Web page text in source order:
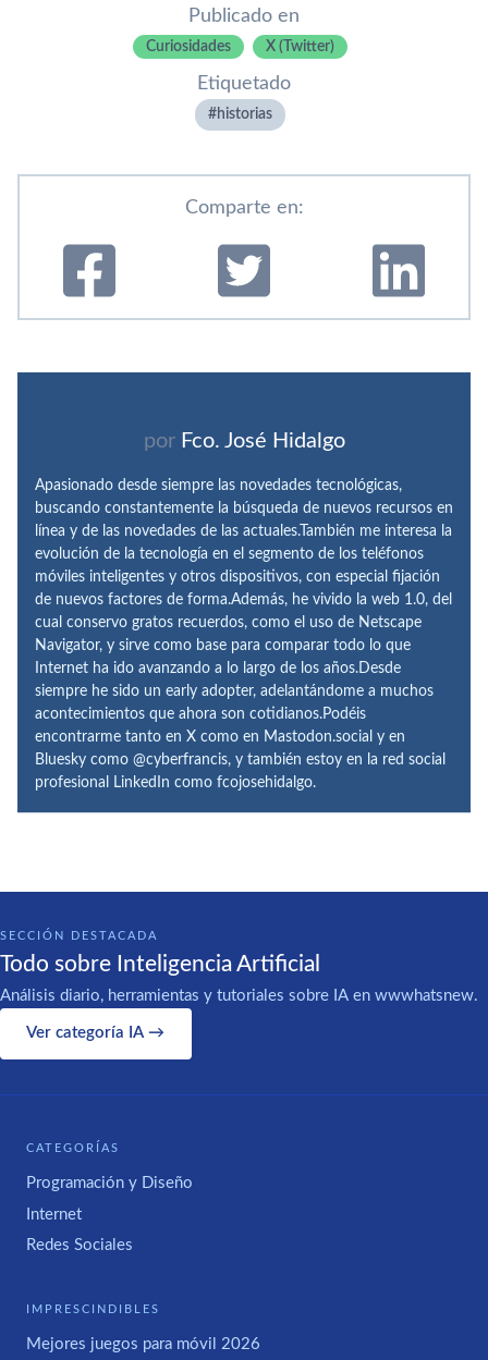
Publicado en
Curiosidades X (Twitter)
Etiquetado
historias
Comparte en:
por Fco. José Hidalgo
Apasionado desde siempre las novedades tecnológicas,
buscando constantemente la búsqueda de nuevos recursos en
línea y de las novedades de las actuales.También me interesa la
evolución de la tecnología en el segmento de los teléfonos
móviles inteligentes y otros dispositivos, con especial fijación
de nuevos factores de forma.Además, he vivido la web 1.0, del
cual conservo gratos recuerdos, como el uso de Netscape
Navigator, y sirve como base para comparar todo lo que
Internet ha ido avanzando a lo largo de los años.Desde
siempre he sido un early adopter, adelantándome a muchos
acontecimientos que ahora son cotidianos.Podéis
encontrarme tanto en X como en Mastodon.social y en
Bluesky como @cyberfrancis, y también estoy en la red social
profesional LinkedIn como fcojosehidalgo.
SECCIÓN DESTACADA
Todo sobre Inteligencia Artificial
Análisis diario, herramientas y tutoriales sobre IA en wwwhatsnew.
Ver categoría IA →
CATEGORÍAS
Programación y Diseño
Internet
Redes Sociales
IMPRESCINDIBLES
Mejores juegos para móvil 2026